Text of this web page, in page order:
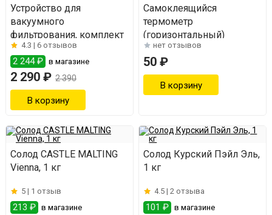
Устройство для
вакуумного
фильтрования, комплект
4.3 | 6 отзывов
2 244 ₽ в магазине
2 290 ₽ 2 390
Самоклеящийся
термометр
(горизонтальный)
нет отзывов
50 ₽
Солод CASTLE MALTING
Vienna, 1 кг
5 | 1 отзыв
213 ₽ в магазине
Солод Курский Пэйл Эль,
1 кг
4.5 |2 отзыва
101 ₽ в магазине